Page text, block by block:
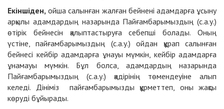
Екіншіден, ойша салынған жалған бейнені адамдарға ұсыну
арқылы адамдардың назарында Пайғамбарымыздың (с.а.у.)
өтірік бейнесін қалыптастыруға себепші болады. Оның
үстіне, пайғамбарымыздың (с.а.у.) ойдан құрап салынған
бейнесі кейбір адамдарға ұнауы мүмкін, кейбір адамдарға
ұнамауы мүмкін. Бұл болса, адамдардың назарында
Пайғамбарымыздың (с.а.у.) қадірінің төмендеуіне алып
келеді. Дініміз пайғамбарымызды құрметтеп, оны жақсы
көруді бұйырады.